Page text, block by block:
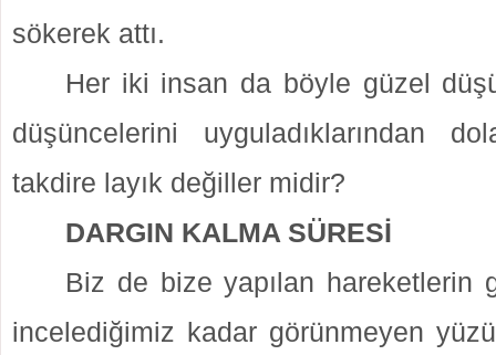
sökerek attı.
Her iki insan da böyle güzel
düşüncelerini uyguladıklarından
takdire layık değiller midir?
DARGIN KALMA SÜRESİ
Biz de bize yapılan hareketlerin
incelediğimiz kadar görünmeyen